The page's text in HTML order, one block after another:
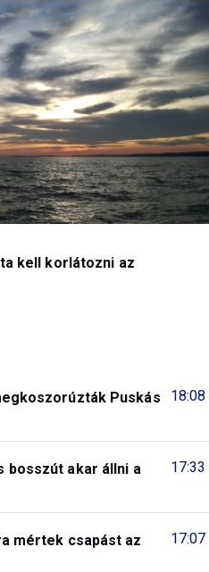
kell korlátozni az
18:08
Puskás
17:33
bosszút akar állni a
17:07
mértek csapást az